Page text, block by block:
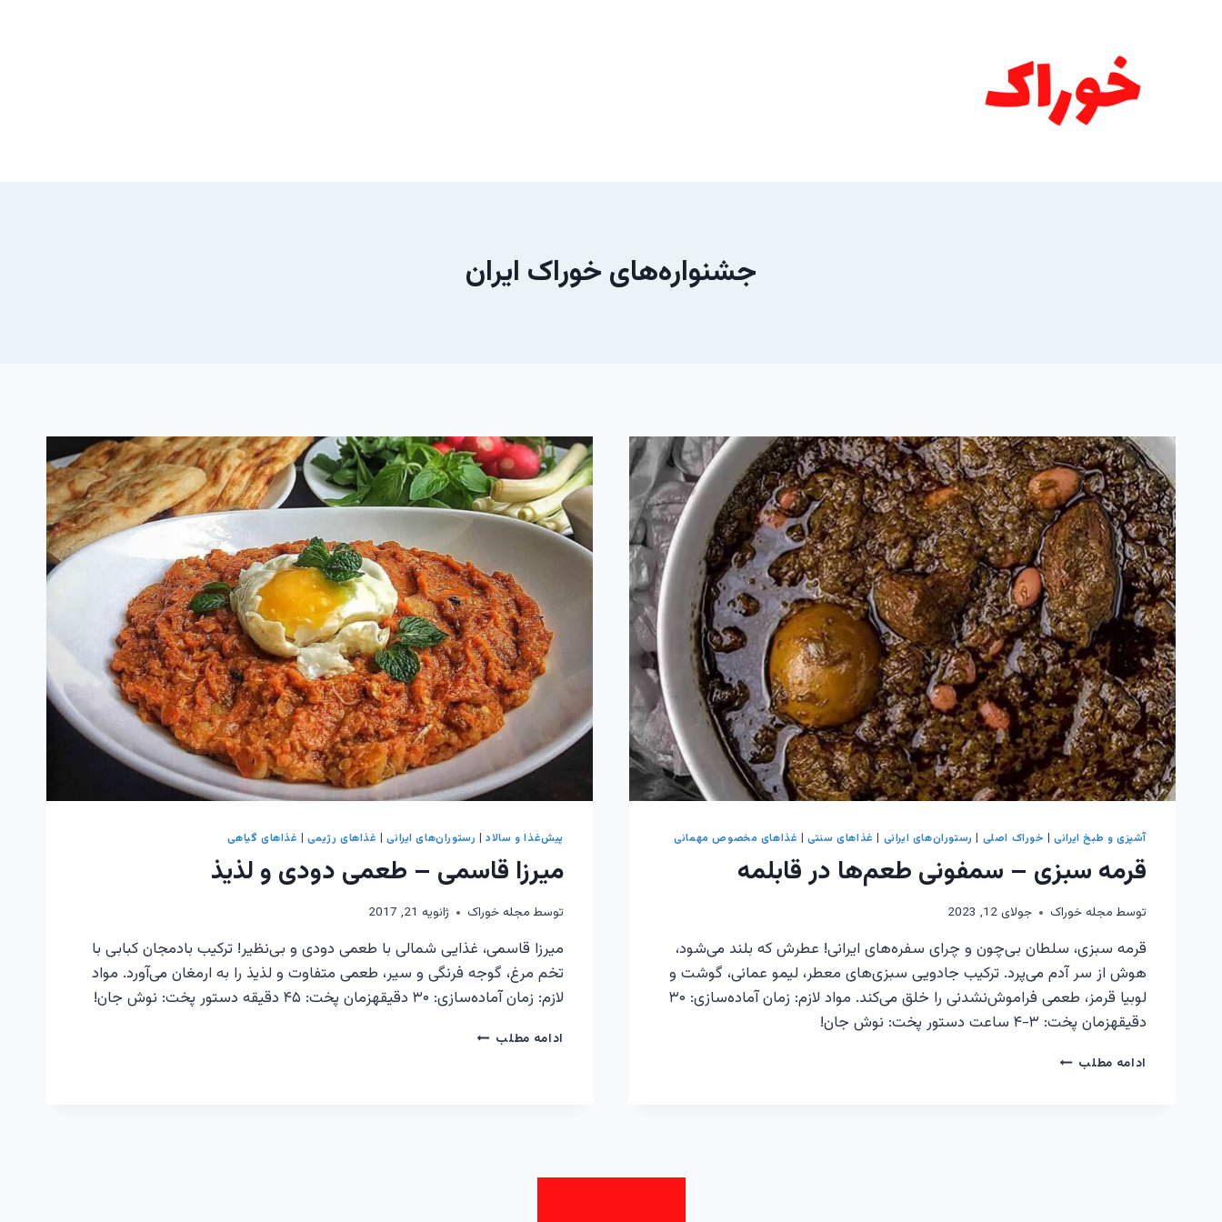
جشنواره‌های خوراک ایران
آشپزی و طبخ ایرانی| خوراک اصلی | رستوران‌های ایرانی | غذاهای سنتی| غذاهای مخصوص مهمانی
قرمه سبزی – سمفونی طعم‌ها در قابلمه
توسط مجله خوراک جولای 12, 2023
قرمه سبزی، سلطان بی‌چون و چرای سفره‌های ایرانی! عطرش که بلند می‌شود،
هوش از سر آدم می‌پرد. ترکیب جادویی سبزی‌های معطر، لیمو عمانی، گوشت و
لوبیا قرمز، طعمی فراموش‌نشدنی را خلق می‌کند. مواد لازم: زمان آماده‌سازی: ۳۰
دقیقهزمان پخت: ۳-۴ ساعت دستور پخت: نوش جان!
ادامه مطلبقرمه
پیش‌غذا و سالاد| رستوران‌های ایرانی| غذاهای رژیمی| غذاهای گیاهی
میرزا قاسمی – طعمی دودی و لذیذ
توسط مجله خوراک ژانویه 21, 2017
میرزا قاسمی، غذایی شمالی با طعمی دودی و بی‌نظیر! ترکیب بادمجان کبابی با
تخم مرغ، گوجه فرنگی و سیر، طعمی متفاوت و لذیذ را به ارمغان می‌آورد. مواد
لازم: زمان آماده‌سازی: ۳۰ دقیقهزمان پخت: ۴۵ دقیقه دستور پخت: نوش جان!
ادامه مطلبمیرزا